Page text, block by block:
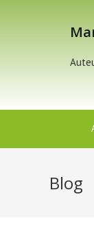
Blog